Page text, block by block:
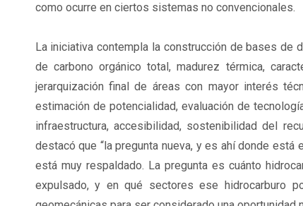
como ocurre en ciertos sistemas no convencionales.
La iniciativa contempla la construcción de bases de
de carbono orgánico total, madurez térmica,
jerarquización final de áreas con mayor interés
estimación de potencialidad, evaluación de
infraestructura, accesibilidad, sostenibilidad del
destacó que “la pregunta nueva, y es ahí donde
está muy respaldado. La pregunta es cuánto
expulsado, y en qué sectores ese hidrocarburo